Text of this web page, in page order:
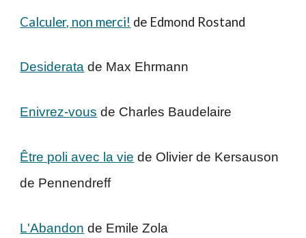
Calculer, non merci! de Edmond Rostand
Desiderata de Max Ehrmann
Enivrez-vous de Charles Baudelaire
Être poli avec la vie de Olivier de Kersauson
de Pennendreff
L'Abandon de Emile Zola